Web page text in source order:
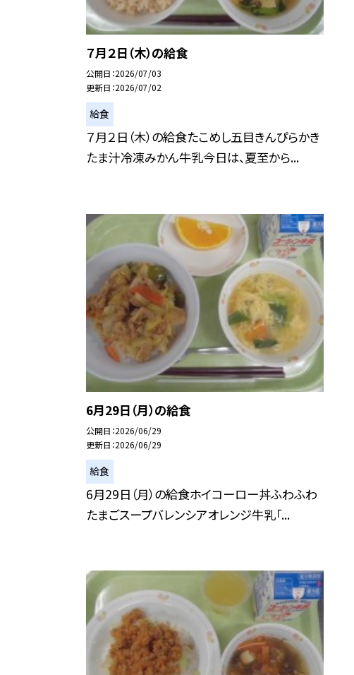
７月２日（木）の給食
公開日 2026/07/03
更新日 2026/07/02
給食
７月２日（木）の給食たこめし五目きんぴらかき
たま汁冷凍みかん牛乳今日は、夏至から...
6月29日（月）の給食
公開日 2026/06/29
更新日 2026/06/29
給食
6月29日（月）の給食ホイコーロー丼ふわふわ
たまごスープバレンシアオレンジ牛乳「...